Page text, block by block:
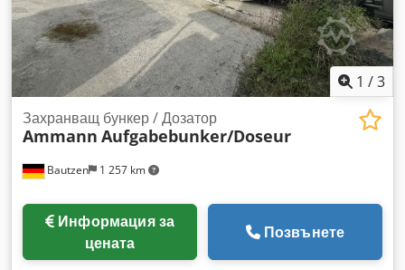
1 /3
Bautzen 1 257 km
Захранващ бункер / Дозатор
Ammann Aufgabebunker/Doseur
Информация за
цената
Позвънете